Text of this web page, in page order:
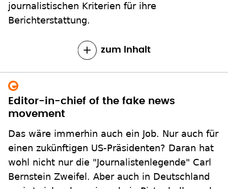
journalistischen Kriterien für ihre
Berichterstattung.
zum Inhalt
Editor-in-chief of the fake news
movement
Das wäre immerhin auch ein Job. Nur auch für
einen zukünftigen US-Präsidenten? Daran hat
wohl nicht nur die "Journalistenlegende" Carl
Bernstein Zweifel. Aber auch in Deutschland